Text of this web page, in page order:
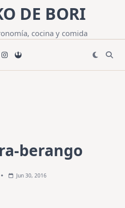
DE BORI
cocina y comida
berango
Jun 30, 2016